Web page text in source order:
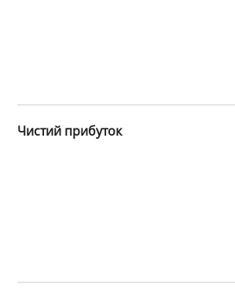
Чистий прибуток